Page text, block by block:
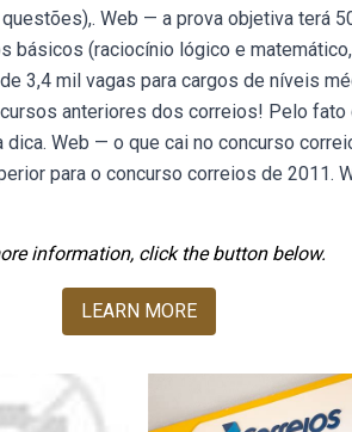
Web — a prova objetiva terá
básicos (raciocínio lógico e
3,4 mil vagas para cargos de níveis
anteriores dos correios! Pelo fato
Web — o que cai no concurso
para o concurso correios de 2011.
information, click the button below.
LEARN MORE